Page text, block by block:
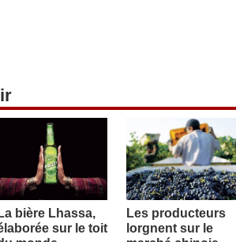
La bière Lhassa,
sur le toit
Les producteurs
lorgnent sur le